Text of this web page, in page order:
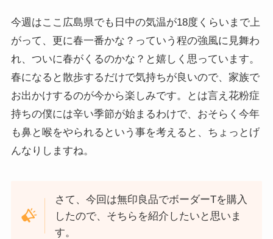
今週はここ広島県でも日中の気温が18度くらいまで上
がって、更に春一番かな？っていう程の強風に見舞わ
れ、ついに春がくるのかな？と嬉しく思っています。
春になると散歩するだけで気持ちが良いので、家族で
お出かけするのが今から楽しみです。とは言え花粉症
持ちの僕には辛い季節が始まるわけで、おそらく今年
も鼻と喉をやられるという事を考えると、ちょっとげ
んなりしますね。
さて、今回は無印良品でボーダーTを購入
したので、そちらを紹介したいと思いま
す。